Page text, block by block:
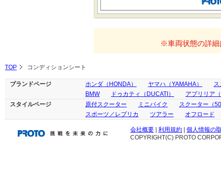
※車両状態の詳細
TOP コンディションシート
ブランドページ ホンダ（HONDA） ヤマハ（YAMAHA）
ス
BMW
ドゥカティ（DUCATI）
アプリリア
スタイルページ
原付スクーター ミニバイク
スクーター（
スポーツ／レプリカ
ツアラー オフロード
会社概要 利用規約
個人情報の
COPYRIGHT(C) PROTO